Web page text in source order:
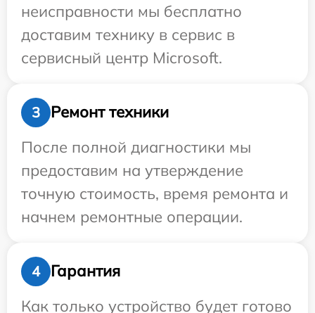
неисправности мы бесплатно
доставим технику в сервис в
сервисный центр Microsoft.
3
Ремонт техники
После полной диагностики мы
предоставим на утверждение
точную стоимость, время ремонта и
начнем ремонтные операции.
4
Гарантия
Как только устройство будет готово